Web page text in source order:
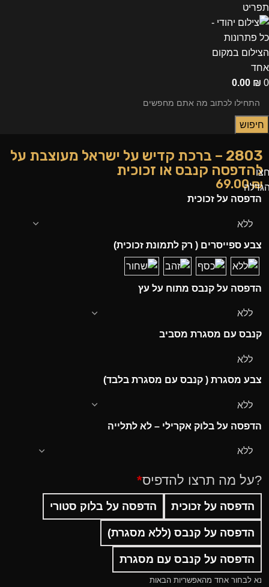
תפריט
0
0.00 ₪
חיפוש
2803 – ברכת קדיש על ישראל מעוצבת על
להדפסה קנבס או זכוכית
69.00₪
הדפסה על זכוכית
צבע ספייסרים ( רק לתמונת זכוכית)
הדפסה על קנבס מתוח על עץ
קנבס עם מסגרת מסביב
צבע מסגרת ( קנבס עם מסגרת בלבד)
הדפסה על בלוק אקרילי – לא לתלייה
?על מה תרצו להדפיס*
הדפסה על זכוכית הדפסה על בלוק סטורי
הדפסה על קנבס (ללא מסגרת)
הדפסה על קנבס עם מסגרת
נא לבחור אחד מהאפשריות הבאות